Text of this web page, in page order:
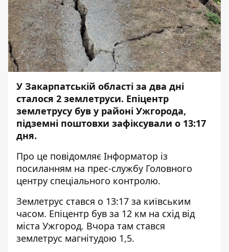
У Закарпатській області за два дні
сталося 2 землетруси. Епіцентр
землетрусу був у районі Ужгорода,
підземні поштовхи зафіксували о 13:17
дня.
Про це повідомляє Інформатор із
посиланням на прес-службу Головного
центру спеціального контролю.
Землетрус стався о 13:17 за київським
часом. Епіцентр був за 12 км на схід від
міста Ужгород. Вчора там стався
землетрус магнітудою 1,5.